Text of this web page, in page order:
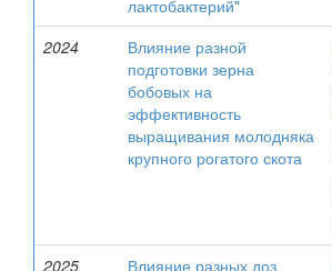
лактобактерий"
2024
Влияние разной
подготовки зерна
бобовых на
эффективность
выращивания молодняка
крупного рогатого скота
2025
Влияние разных доз